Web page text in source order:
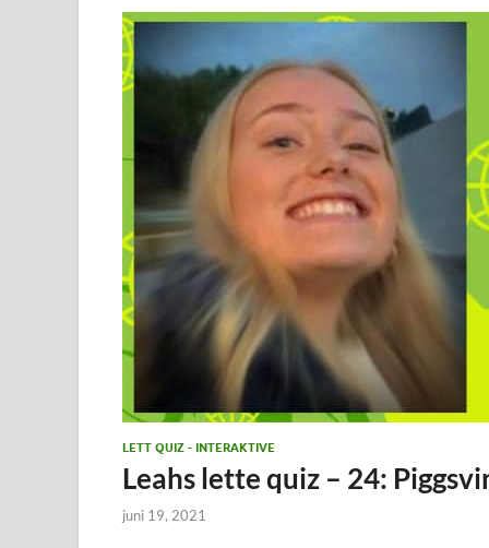
LETT QUIZ - INTERAKTIVE
Leahs lette quiz – 24:
juni 19, 2021